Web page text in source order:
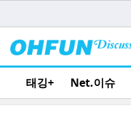
태깅+ Net.이슈